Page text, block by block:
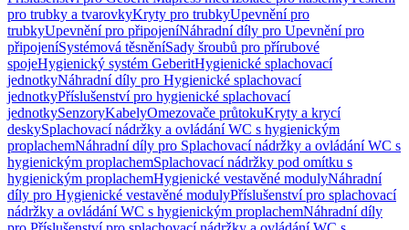
pro trubky a tvarovkyKryty pro trubkyUpevnění pro
trubkyUpevnění pro připojeníNáhradní díly pro Upevnění pro
připojeníSystémová těsněníSady šroubů pro přírubové
spojeHygienický systém GeberitHygienické splachovací
jednotkyNáhradní díly pro Hygienické splachovací
jednotkyPříslušenství pro hygienické splachovací
jednotkySenzoryKabelyOmezovače průtokuKryty a krycí
deskySplachovací nádržky a ovládání WC s hygienickým
proplachemNáhradní díly pro Splachovací nádržky a ovládání WC s
hygienickým proplachemSplachovací nádržky pod omítku s
hygienickým proplachemHygienické vestavěné modulyNáhradní
díly pro Hygienické vestavěné modulyPříslušenství pro splachovací
nádržky a ovládání WC s hygienickým proplachemNáhradní díly